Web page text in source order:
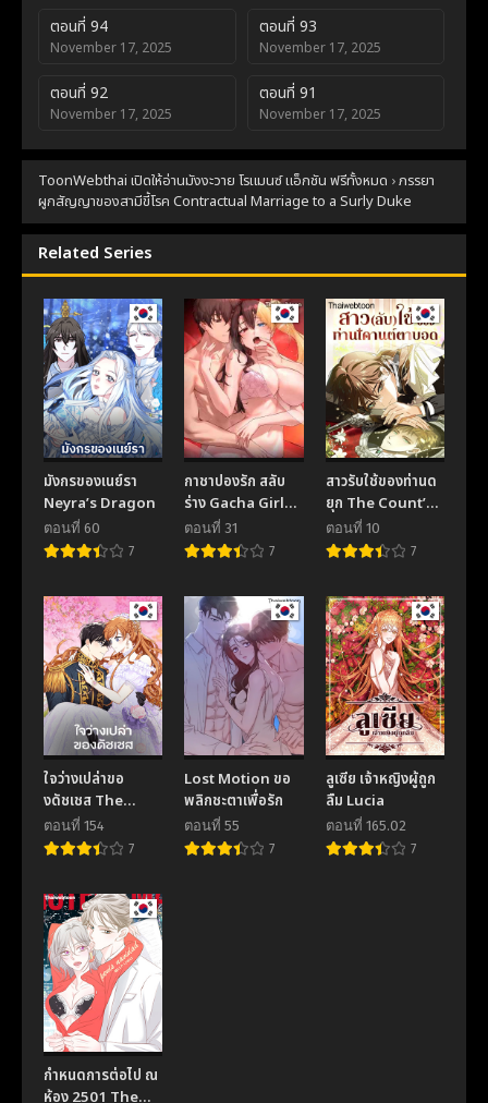
ตอนที่ 94
November 17, 2025
ตอนที่ 93
November 17, 2025
ตอนที่ 92
November 17, 2025
ตอนที่ 91
November 17, 2025
ตอนที่ 90
November 17, 2025
ตอนที่ 89
November 17, 2025
ตอนที่ 88
November 17, 2025
ตอนที่ 87
ตอนที่ 86
November 17, 2025
ตอนที่ 85
November 17, 2025
ตอนที่ 84
November 17, 2025
ตอนที่ 83
November 17, 2025
ตอนที่ 82
November 17, 2025
ตอนที่ 81
November 17, 2025
ตอนที่ 80
November 17, 2025
ตอนที่ 79
November 17, 2025
ตอนที่ 78 ตอนที่ 77
ตอนที่ 76
November 17, 2025
ตอนที่ 75
November 17, 2025
ตอนที่ 74
November 17, 2025
ตอนที่ 73
November 17, 2025
ตอนที่ 72
November 17, 2025
ตอนที่ 71
November 17, 2025
ตอนที่ 70
November 17, 2025 November 17, 2025
ตอนที่ 68
November 17, 2025
ตอนที่ 66
November 17, 2025
ตอนที่ 64
November 17, 2025
ตอนที่ 62
ToonWebthai เปิดให้อ่านมังงะวาย โรแมนซ์ แอ็กชัน ฟรีทั้งหมด ›ภรรยา
ผูกสัญญาของสามีขี้โรค Contractual Marriage to a Surly Duke
Related Series
มังกรของเนย์รา
Neyra’s Dragon
ตอนที่ 60
7
กาชาปองรัก สลับ
ร่าง Gacha Girl
Next Door (R+)
ตอนที่ 31
7
สาวรับใช้ของท่านด
ยุก The Count’s
Secret Maid
ตอนที่ 10
7
ใจว่างเปล่าขอ
งดัชเชส The
Duchess with an
Empty Soul
ตอนที่ 154
7
Lost Motion ขอ
พลิกชะตาเพื่อรัก
ตอนที่ 55
7
ลูเซีย เจ้าหญิงผู้ถูก
ลืม Lucia
ตอนที่ 165.02
7
กำหนดการต่อไป ณ
ห้อง 2501 The